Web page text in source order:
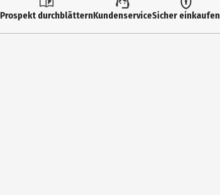
Philos-Spiele Backgammon
Prospekt durchblätternKundenserviceSicher einkaufen